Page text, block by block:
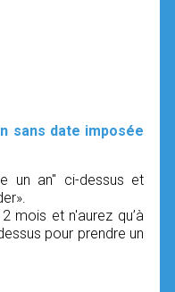
sans date imposée
un an" ci-dessus et
mois et n'aurez qu’à
pour prendre un